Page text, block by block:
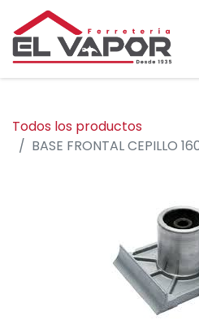
Todos los productos
BASE FRONTAL CEPILLO